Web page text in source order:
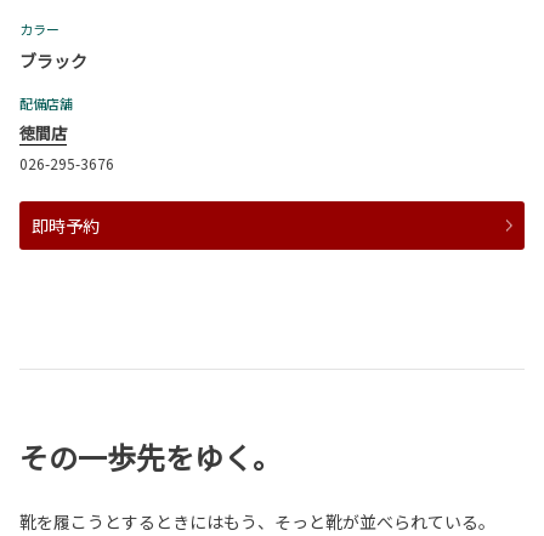
カラー
ブラック
配備店舗
徳間店
026-295-3676
即時予約
その一歩先をゆく。
靴を履こうとするときにはもう、そっと靴が並べられている。